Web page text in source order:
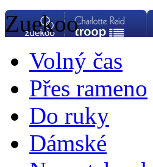
Zuekoo
Volný čas
Přes rameno
Do ruky
Dámské